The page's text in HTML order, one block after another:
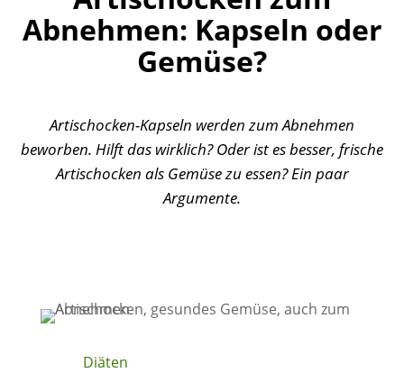
Abnehmen: Kapseln oder
Gemüse?
Artischocken-Kapseln werden zum Abnehmen
beworben. Hilft das wirklich? Oder ist es besser, frische
Artischocken als Gemüse zu essen? Ein paar
Argumente.
Diäten